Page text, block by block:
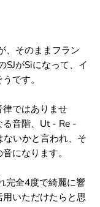
、そのままフラン
SJがSiになって、イ
です。
ではありませ
る音階、Ut - Re -
いかと言われ、そ
になります。
完全4度で綺麗に響
いただけたらと思